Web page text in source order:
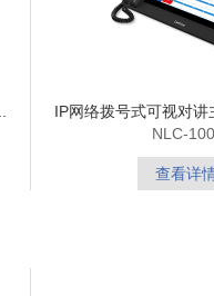
IP网络拨号式可视对讲
NLC-
查看详